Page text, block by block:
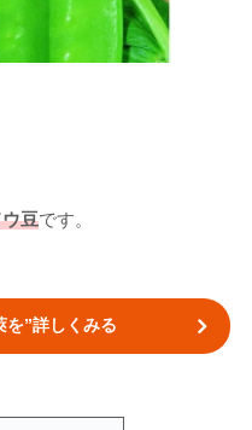
豆です。
”詳しくみる